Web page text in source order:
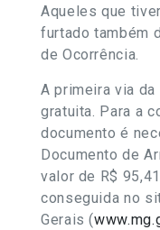
Aqueles que
furtado também
de Ocorrência.
A primeira via
gratuita. Para a
documento é
Documento de
valor de R$
conseguida no
Gerais (